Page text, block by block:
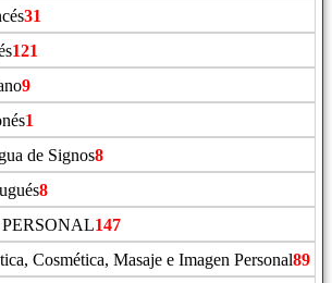
31
121
9
1
de Signos8
8
147
Cosmética, Masaje e Imagen Personal89